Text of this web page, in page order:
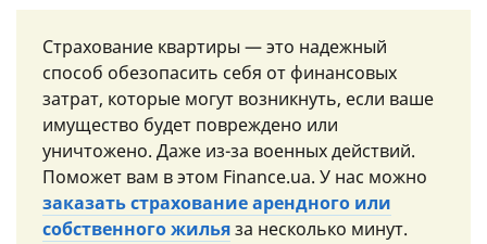
Страхование квартиры — это надежный
способ обезопасить себя от финансовых
затрат, которые могут возникнуть, если ваше
имущество будет повреждено или
уничтожено. Даже из-за военных действий.
Поможет вам в этом Finance.ua. У нас можно
заказать страхование арендного или
собственного жильяза несколько минут.